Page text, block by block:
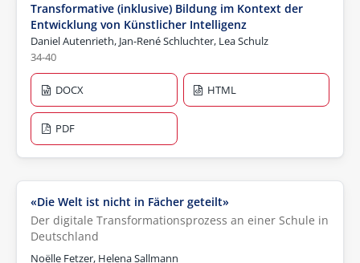
Transformative (inklusive) Bildung im Kontext der
Entwicklung von Künstlicher Intelligenz
Daniel Autenrieth, Jan-René Schluchter, Lea Schulz
34-40
DOCX HTML
PDF
«Die Welt ist nicht in Fächer geteilt»
Der digitale Transformationsprozess an einer Schule in
Deutschland
Noëlle Fetzer, Helena Sallmann